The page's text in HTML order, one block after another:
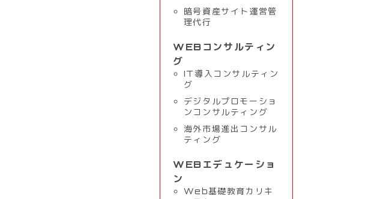
暗号資産サイト運営管
理代行
WEBコンサルティン
グ
IT導入コンサルティン
グ
デジタルプロモーショ
ンコンサルティング
海外市場進出コンサル
ティング
WEBエデュケーショ
ン
Web基礎教育カリキ